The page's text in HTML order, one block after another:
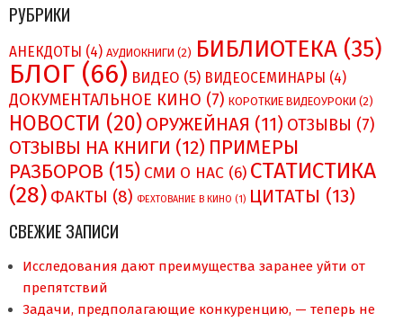
РУБРИКИ
АНЕКДОТЫ (4) АУДИОКНИГИ (2) БИБЛИОТЕКА (35)
БЛОГ (66) ВИДЕО (5) ВИДЕОСЕМИНАРЫ (4)
ДОКУМЕНТАЛЬНОЕ КИНО (7) КОРОТКИЕ ВИДЕОУРОКИ (2)
НОВОСТИ (20) ОРУЖЕЙНАЯ (11) ОТЗЫВЫ (7)
ОТЗЫВЫ НА КНИГИ (12) ПРИМЕРЫ
РАЗБОРОВ (15) СМИ О НAC (6) СТАТИСТИКА
(28) ФАКТЫ (8) ФЕХТОВАНИЕ В КИНО (1) ЦИТАТЫ (13)
СВЕЖИЕ ЗАПИСИ
Исследования дают преимущества заранее уйти от
препятствий
Задачи, предполагающие конкуренцию, — теперь не